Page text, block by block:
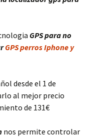
GPS para no
GPS perros Iphone y
desde el 1 de
al mejor precio
de 131€
nos permite controlar